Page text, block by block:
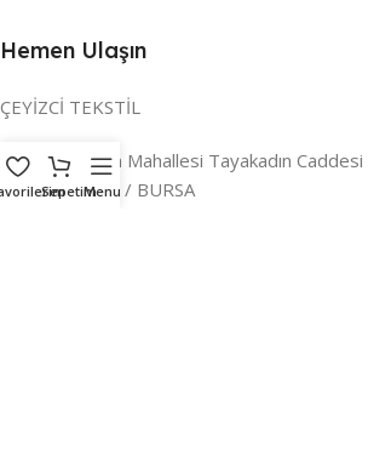
Hemen Ulaşın
ÇEYİZCİ TEKSTİL
Adres:Reyhan Mahallesi Tayakadın Caddesi
/ a Osmangazi / BURSA
SepetimMenu